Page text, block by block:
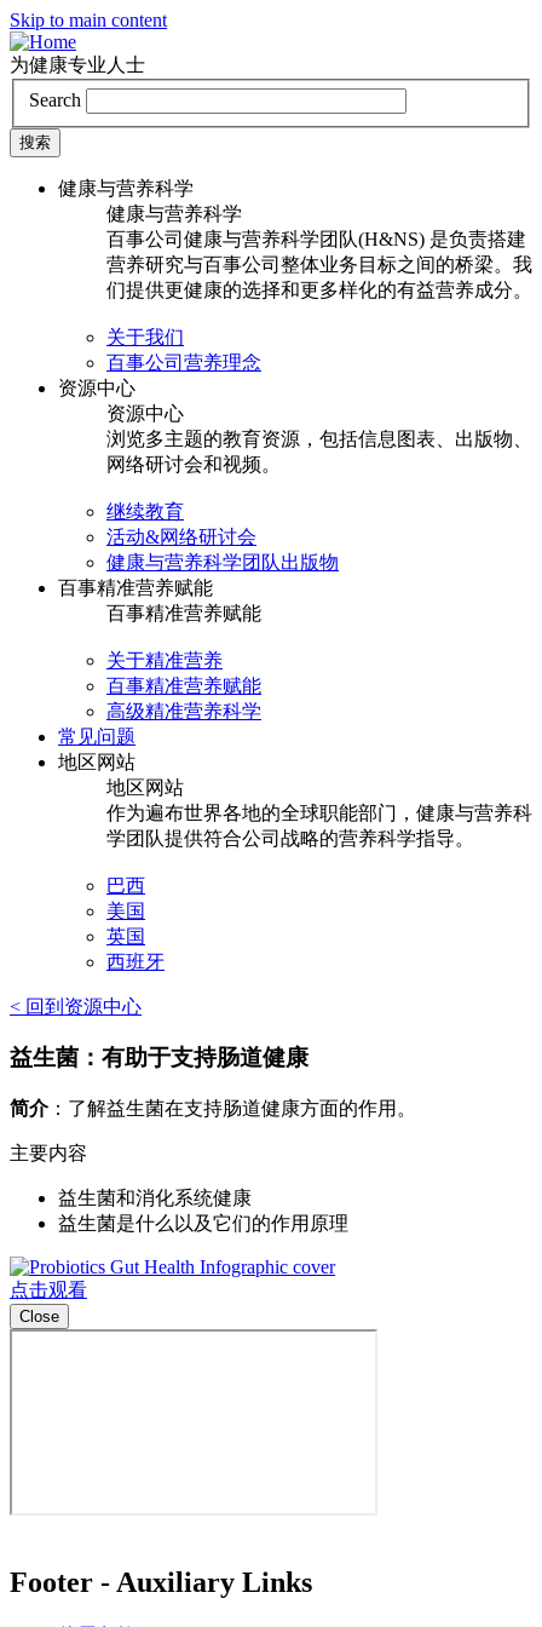
Skip to main content
为健康专业人士
Search
健康与营养科学
健康与营养科学
百事公司健康与营养科学团队(H&NS) 是负责搭建
营养研究与百事公司整体业务目标之间的桥梁。我
们提供更健康的选择和更多样化的有益营养成分。
关于我们
百事公司营养理念
资源中心
资源中心
浏览多主题的教育资源，包括信息图表、出版物、
网络研讨会和视频。
继续教育
活动&网络研讨会
健康与营养科学团队出版物
百事精准营养赋能
百事精准营养赋能
关于精准营养
百事精准营养赋能
高级精准营养科学
常见问题
地区网站
地区网站
作为遍布世界各地的全球职能部门，健康与营养科
学团队提供符合公司战略的营养科学指导。
巴西
美国
英国
西班牙
< 回到资源中心
益生菌：有助于支持肠道健康
简介：了解益生菌在支持肠道健康方面的作用。
主要内容
益生菌和消化系统健康
益生菌是什么以及它们的作用原理
点击观看
Close
Footer - Auxiliary Links